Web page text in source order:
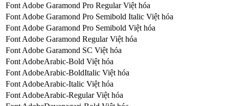
Font Adobe Garamond Pro Regular Việt hóa
Font Adobe Garamond Pro Semibold Italic Việt hóa
Font Adobe Garamond Pro Semibold Việt hóa
Font Adobe Garamond Regular Việt hóa
Font Adobe Garamond SC Việt hóa
Font AdobeArabic-Bold Việt hóa
Font AdobeArabic-BoldItalic Việt hóa
Font AdobeArabic-Italic Việt hóa
Font AdobeArabic-Regular Việt hóa